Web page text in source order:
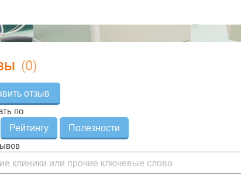
в медицинской компании ИДК была открыта Мамина
- это не просто комплекс обучающих программ для
- это клуб будущих родителей. Здесь семейные
малыша могут не только получить квалифицированную
и психологическую поддержку, но и в теплой,
обсудить интересующие темы с врачами, психологами и
(0)
отзыв
по
Рейтингу
Полезности